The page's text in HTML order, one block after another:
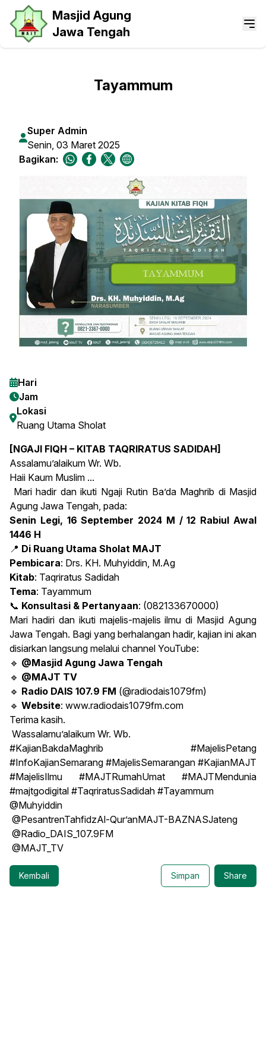
Masjid Agung
Jawa Tengah
Tayammum
Super Admin
Senin, 03 Maret 2025
Bagikan:
Hari
Jam
Lokasi
Ruang Utama Sholat
[NGAJI FIQH – KITAB TAQRIRATUS SADIDAH]
Assalamu’alaikum Wr. Wb.
Haii Kaum Muslim ...
Mari hadir dan ikuti Ngaji Rutin Ba’da Maghrib di Masjid
Agung Jawa Tengah, pada:
Senin Legi, 16 September 2024 M / 12 Rabiul Awal
1446 H
📍 Di Ruang Utama Sholat MAJT
Pembicara: Drs. KH. Muhyiddin, M.Ag
Kitab: Taqriratus Sadidah
Tema: Tayammum
📞 Konsultasi & Pertanyaan: (082133670000)
Mari hadiri dan ikuti majelis-majelis ilmu di Masjid Agung
Jawa Tengah. Bagi yang berhalangan hadir, kajian ini akan
disiarkan langsung melalui channel YouTube:
🔹 @Masjid Agung Jawa Tengah
🔹 @MAJT TV
🔹 Radio DAIS 107.9 FM (@radiodais1079fm)
🔹 Website: www.radiodais1079fm.com
Terima kasih.
Wassalamu’alaikum Wr. Wb.
#KajianBakdaMaghrib #MajelisPetang
#InfoKajianSemarang #MajelisSemarangan #KajianMAJT
#MajelisIlmu #MAJTRumahUmat #MAJTMendunia
#majtgodigital #TaqriratusSadidah #Tayammum
@Muhyiddin
@PesantrenTahfidzAl-Qur’anMAJT-BAZNASJateng
@Radio_DAIS_107.9FM
@MAJT_TV
Kembali Simpan Share